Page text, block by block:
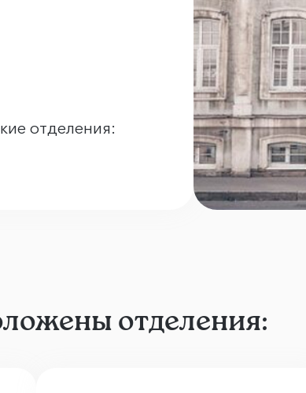
отделения:
отделения: